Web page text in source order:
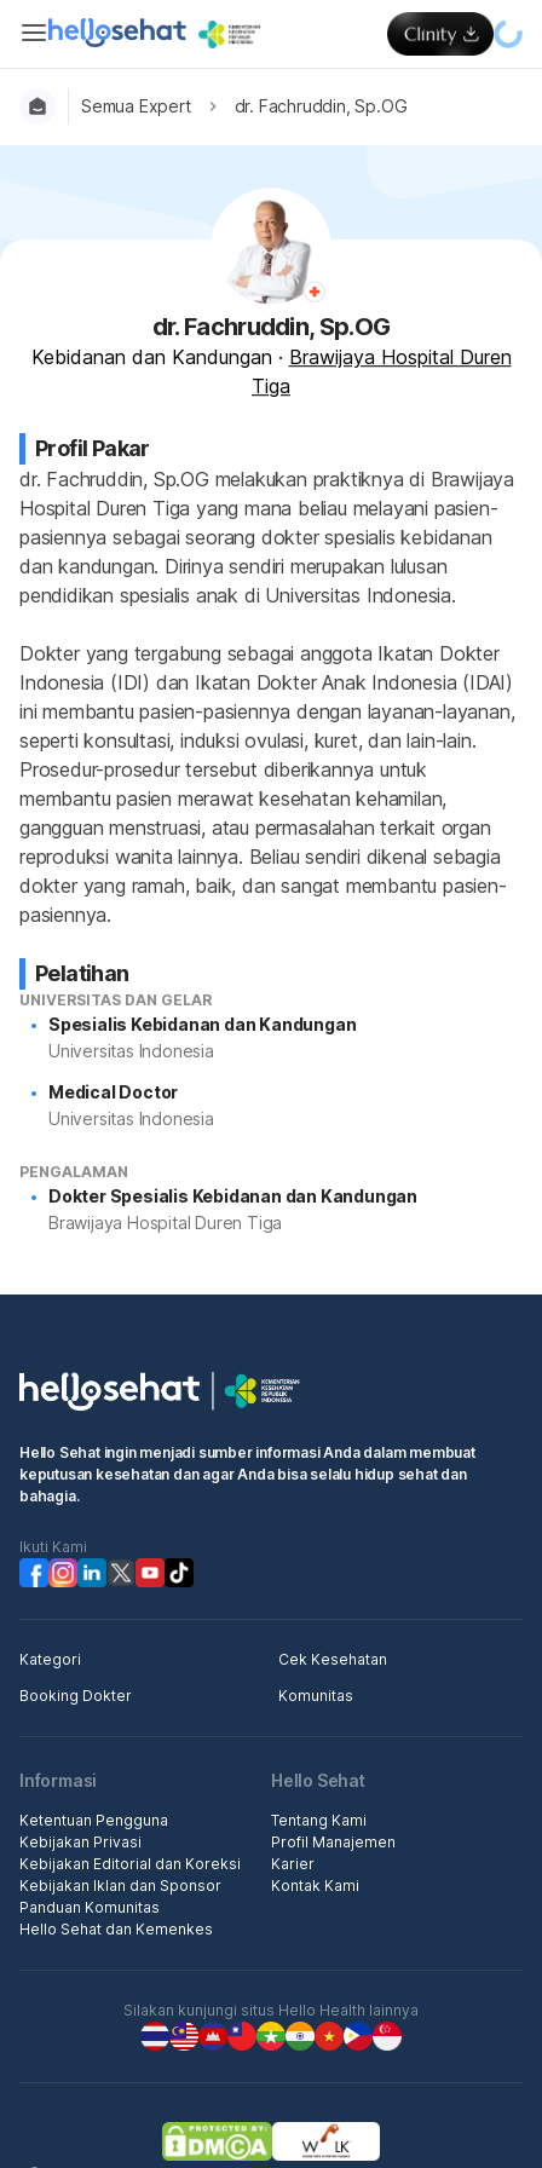
Semua Expert dr. Fachruddin, Sp.OG
dr. Fachruddin, Sp.OG
Kebidanan dan Kandungan · Brawijaya Hospital Duren
Tiga
Profil Pakar
dr. Fachruddin, Sp.OG melakukan praktiknya di Brawijaya
Hospital Duren Tiga yang mana beliau melayani pasien-
pasiennya sebagai seorang dokter spesialis kebidanan
dan kandungan. Dirinya sendiri merupakan lulusan
pendidikan spesialis anak di Universitas Indonesia.
Dokter yang tergabung sebagai anggota Ikatan Dokter
Indonesia (IDI) dan Ikatan Dokter Anak Indonesia (IDAI)
ini membantu pasien-pasiennya dengan layanan-layanan,
seperti konsultasi, induksi ovulasi, kuret, dan lain-lain.
Prosedur-prosedur tersebut diberikannya untuk
membantu pasien merawat kesehatan kehamilan,
gangguan menstruasi, atau permasalahan terkait organ
reproduksi wanita lainnya. Beliau sendiri dikenal sebagia
dokter yang ramah, baik, dan sangat membantu pasien-
pasiennya.
Pelatihan
UNIVERSITAS DAN GELAR
Spesialis Kebidanan dan Kandungan
Universitas Indonesia
Medical Doctor
Universitas Indonesia
PENGALAMAN
Dokter Spesialis Kebidanan dan Kandungan
Brawijaya Hospital Duren Tiga
Hello Sehat ingin menjadi sumber informasi Anda dalam membuat
keputusan kesehatan dan agar Anda bisa selalu hidup sehat dan
bahagia.
Ikuti Kami
Kategori
Cek Kesehatan
Booking Dokter
Komunitas
Informasi
Ketentuan Pengguna
Kebijakan Privasi
Kebijakan Editorial dan Koreksi
Kebijakan Iklan dan Sponsor
Panduan Komunitas
Hello Sehat dan Kemenkes
Hello Sehat
Tentang Kami
Profil Manajemen
Karier
Kontak Kami
Silakan kunjungi situs Hello Health lainnya